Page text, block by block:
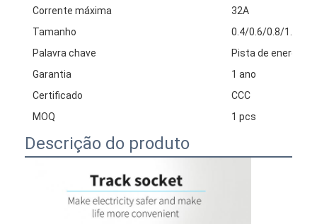
Produtos
Corrente máxima
32A
Tamanho
0.4/0.6/0.8/1.0/
Palavra chave
Pista de energia
Garantia
1 ano
Certificado
CCC
MOQ
1 pcs
Descrição do produto